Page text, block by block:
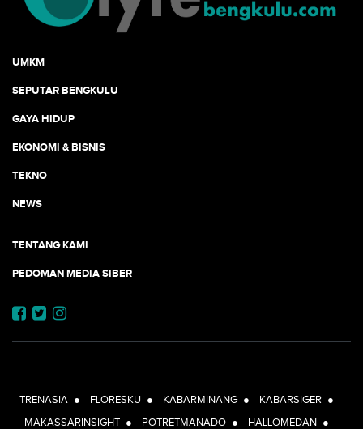
UMKM
SEPUTAR BENGKULU
GAYA HIDUP
EKONOMI & BISNIS
TEKNO
NEWS
TENTANG KAMI
PEDOMAN MEDIA SIBER
TRENASIA ● FLORESKU ● KABARMINANG ● KABARSIGER ●
MAKASSARINSIGHT ● POTRETMANADO ● HALLOMEDAN ●